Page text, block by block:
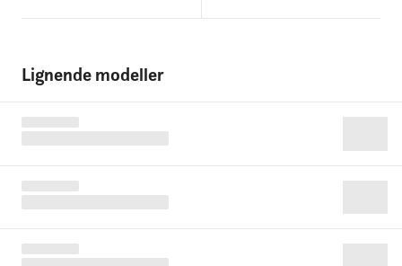
Lignende modeller